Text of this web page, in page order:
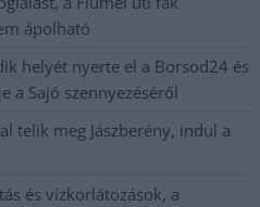
ápolható
helyét nyerte el a Borsod24 és
a Sajó szennyezéséről
telik meg Jászberény, indul a
és vízkorlátozások, a